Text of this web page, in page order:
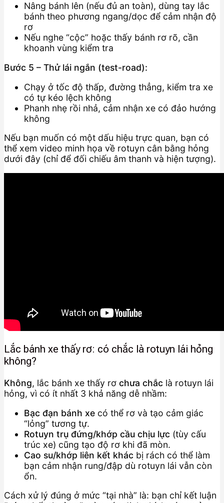
Nâng bánh lên (nếu đủ an toàn), dùng tay lắc
bánh theo phương ngang/dọc để cảm nhận độ
rơ
Nếu nghe “cộc” hoặc thấy bánh rơ rõ, cần
khoanh vùng kiểm tra
Bước 5 – Thử lái ngắn (test-road):
Chạy ở tốc độ thấp, đường thẳng, kiểm tra xe
có tự kéo lệch không
Phanh nhẹ rồi nhả, cảm nhận xe có đảo hướng
không
Nếu bạn muốn có một dấu hiệu trực quan, bạn có
thể xem video minh họa về rotuyn cân bằng hỏng
dưới đây (chỉ để đối chiếu âm thanh và hiện tượng).
Lắc bánh xe thấy rơ: có chắc là rotuyn lái hỏng
không?
Không, lắc bánh xe thấy rơ chưa chắc là rotuyn lái
hỏng, vì có ít nhất 3 khả năng dễ nhầm:
Bạc đạn bánh xe có thể rơ và tạo cảm giác
“lỏng” tương tự.
Rotuyn trụ đứng/khớp cầu chịu lực (tùy cấu
trúc xe) cũng tạo độ rơ khi đã mòn.
Cao su/khớp liên kết khác bị rách có thể làm
bạn cảm nhận rung/đập dù rotuyn lái vẫn còn
ổn.
Cách xử lý đúng ở mức “tại nhà” là: bạn chỉ kết luận